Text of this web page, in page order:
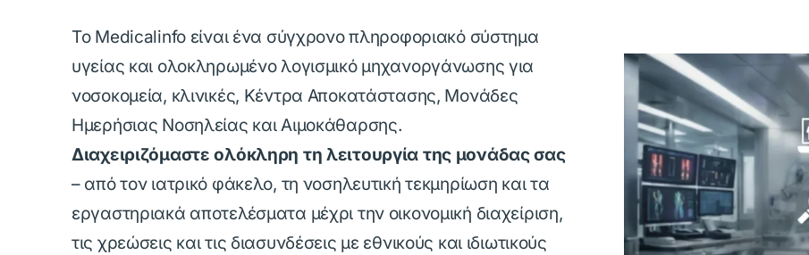
Το Medicalinfo είναι ένα σύγχρονο πληροφοριακό σύστημα
υγείας και ολοκληρωμένο λογισμικό μηχανοργάνωσης για
νοσοκομεία, κλινικές, Κέντρα Αποκατάστασης, Μονάδες
Ημερήσιας Νοσηλείας και Αιμοκάθαρσης.
Διαχειριζόμαστε ολόκληρη τη λειτουργία της μονάδας σας
– από τον ιατρικό φάκελο, τη νοσηλευτική τεκμηρίωση και τα
εργαστηριακά αποτελέσματα μέχρι την οικονομική διαχείριση,
τις χρεώσεις και τις διασυνδέσεις με εθνικούς και ιδιωτικούς